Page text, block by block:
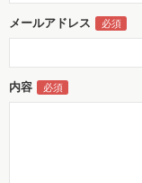
メールアドレス
内容